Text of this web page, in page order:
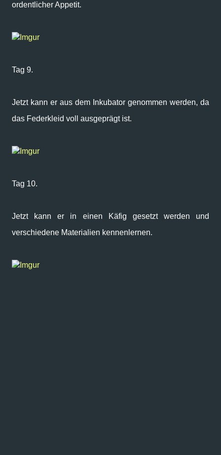
ordentlicher Appetit.
Imgur
Tag 9.
Jetzt kann er aus dem Inkubator genommen werden, da
das Federkleid voll ausgeprägt ist.
Imgur
Tag 10.
Jetzt kann er in einen Käfig gesetzt werden und
verschiedene Materialien kennenlernen.
Imgur